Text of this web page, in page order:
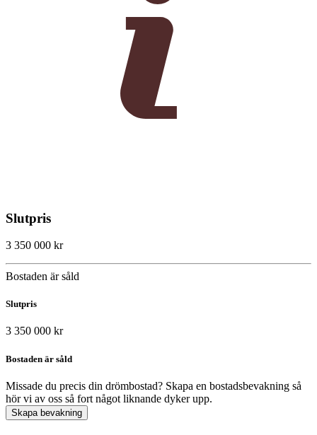
Slutpris
3 350 000 kr
Bostaden är såld
Slutpris
3 350 000 kr
Bostaden är såld
Missade du precis din drömbostad? Skapa en bostadsbevakning så
hör vi av oss så fort något liknande dyker upp.
Skapa bevakning